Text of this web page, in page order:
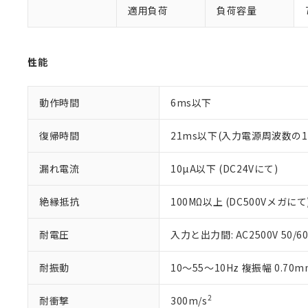
適用負荷 負荷容量
性能
動作時間 6ms以下
復帰時間 21ms以下(入力電源周波数の
漏れ電流 10µA以下 (DC24Vにて)
絶縁抵抗 100MΩ以上 (DC500Vメガに
耐電圧 入力と出力間: AC2500V 50/
耐振動 10～55～10Hz 複振幅
耐衝撃 300m/s2
正式な納期
当社販売員
マイパーツ
お客様が当
が、当社の
いる法人を指
※2 対応予定月
※3 非含有証明
EU RoHS指令（10
51物質の非含有証
※本証明書は発行
また、RoHS指令
混在することから
既に当社にて対応
り割愛しております
DEHP(フタル酸ビス(2-
「－」：未確認で
置等に一切
当社は、貴
△ 一定数